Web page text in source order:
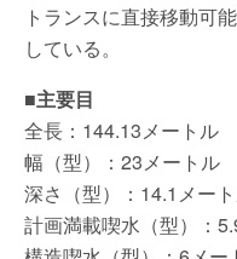
トランスに直接移動可
している。
■主要目
全長：144.13メートル
幅（型）：23メートル
深さ（型）：14.1メー
計画満載喫水（型）：